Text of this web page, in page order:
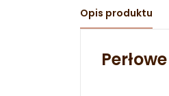
Opis produktu